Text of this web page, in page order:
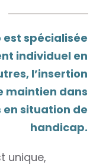
spécialisée
individuel en
l’insertion
maintien dans
en situation de
handicap.
est unique,